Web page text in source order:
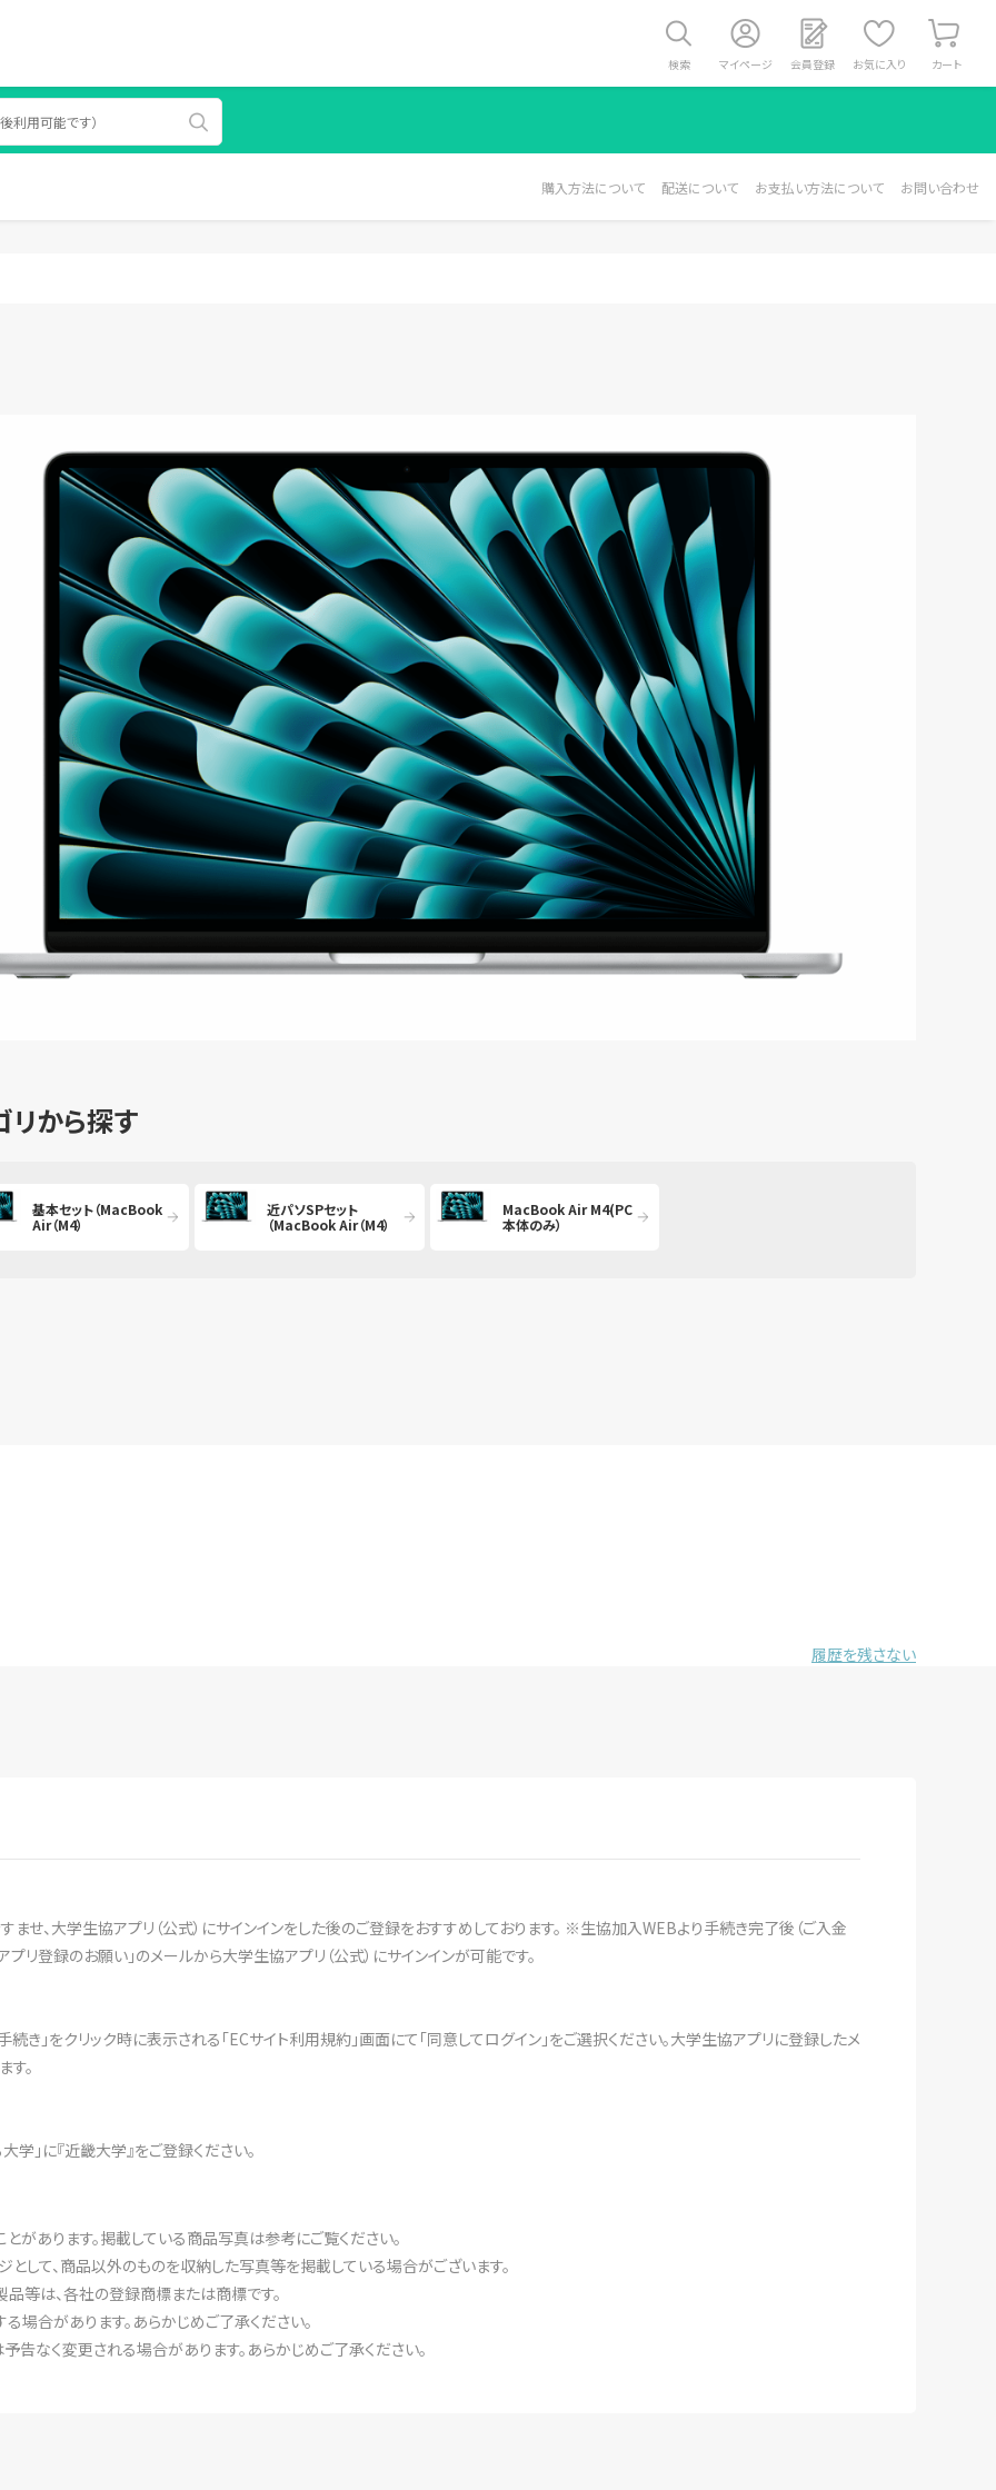
検索 マイページ 会員登録 お気に入り カート
購入方法について 配送について お支払い方法について お問い合わせ
リから探す
基本セット（MacBook
Air（M4）
近パソSPセット
（MacBook Air（M4）
MacBook Air M4(PC
本体のみ）
履歴を残さない
せ、大学生協アプリ（公式）にサインインをした後のご登録をおすすめしております。 ※生協加入WEBより手続き完了後（ご入金
リ登録のお願い」のメールから大学生協アプリ（公式）にサインインが可能です。
き」をクリック時に表示される「ECサイト利用規約」画面にて「同意してログイン」をご選択ください。大学生協アプリに登録したメ
。
」に『近畿大学』をご登録ください。
があります。掲載している商品写真は参考にご覧ください。
して、商品以外のものを収納した写真等を掲載している場合がございます。
等は、各社の登録商標または商標です。
合があります。あらかじめご了承ください。
なく変更される場合があります。あらかじめご了承ください。